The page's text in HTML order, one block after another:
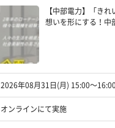
【中部電力】「きれ
想いを形にする！中
2026年08月31日(月) 15:00〜16:00
オンラインにて実施